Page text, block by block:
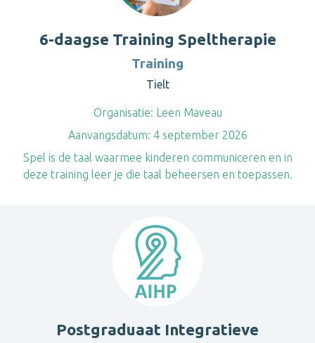
6-daagse Training Speltherapie
Training
Tielt
Organisatie: Leen Maveau
Aanvangsdatum: 4 september 2026
Spel is de taal waarmee kinderen communiceren en in
deze training leer je die taal beheersen en toepassen.
Postgraduaat Integratieve